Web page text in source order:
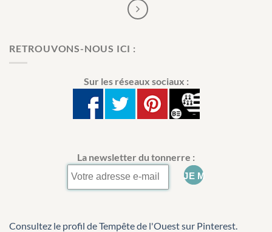
RETROUVONS-NOUS ICI :
Sur les réseaux sociaux :
La newsletter du tonnerre :
Consultez le profil de Tempête de l'Ouest sur Pinterest.